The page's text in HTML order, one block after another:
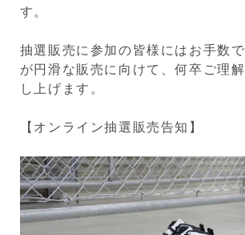
す。
抽選販売に参加の皆様にはお手数
が円滑な販売に向けて、何卒ご理
し上げます。
【オンライン抽選販売告知】